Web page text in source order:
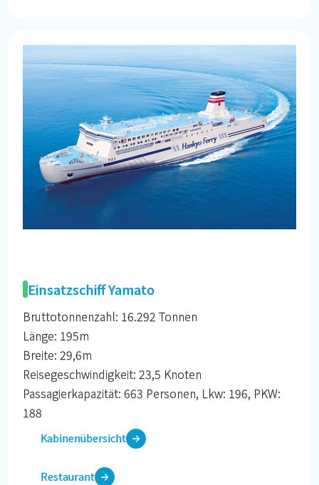
Einsatzschiff Yamato
Bruttotonnenzahl: 16.292 Tonnen
Länge: 195m
Breite: 29,6m
Reisegeschwindigkeit: 23,5 Knoten
Passagierkapazität: 663 Personen, Lkw: 196, PKW:
188
Kabinenübersicht
Restaurant